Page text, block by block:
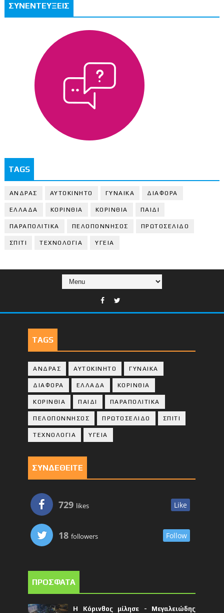
ΣΥΝΕΝΤΕΥΞΕΙΣ
TAGS
ΑΝΔΡΑΣ ΑΥΤΟΚΙΝΗΤΟ ΓΥΝΑΙΚΑ ΔΙΑΦΟΡΑ
ΕΛΛΑΔΑ ΚΟΡΙΝΘΙΑ ΚΟΡΙΝΘΙA ΠΑΙΔΙ
ΠΑΡΑΠΟΛΙΤΙΚΑ ΠΕΛΟΠΟΝΝΗΣΟΣ ΠΡΩΤΟΣΕΛΙΔΟ
ΣΠΙΤΙ ΤΕΧΝΟΛΟΓΙΑ ΥΓΕΙΑ
TAGS
ΑΝΔΡΑΣ ΑΥΤΟΚΙΝΗΤΟ ΓΥΝΑΙΚΑ
ΔΙΑΦΟΡΑ ΕΛΛΑΔΑ ΚΟΡΙΝΘΙΑ
ΚΟΡΙΝΘΙA ΠΑΙΔΙ ΠΑΡΑΠΟΛΙΤΙΚΑ
ΠΕΛΟΠΟΝΝΗΣΟΣ ΠΡΩΤΟΣΕΛΙΔΟ ΣΠΙΤΙ
ΤΕΧΝΟΛΟΓΙΑ ΥΓΕΙΑ
ΣΥΝΔΕΘΕΙΤΕ
729 likes Like
18 followers Follow
ΠΡΟΣΦΑΤΑ
Η Κόρινθος μίλησε - Μεγαλειώδης